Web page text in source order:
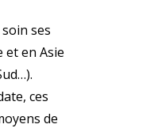
soin ses
en Asie
ces
de